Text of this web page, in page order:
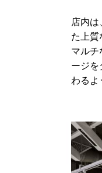
店内は
た上
マルチ
ージ
わるよ